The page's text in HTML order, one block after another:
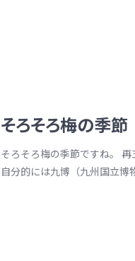
そろそろ梅の季節
そろそろ梅の季節ですね。
自分的には九博（九州国立博